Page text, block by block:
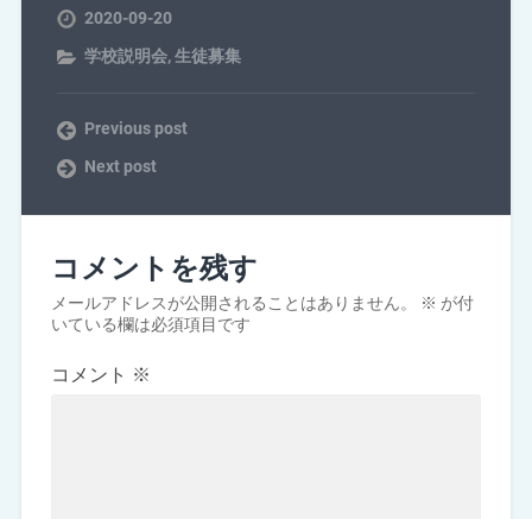
2020-09-20
学校説明会,生徒募集
Previous post
Next post
コメントを残す
メールアドレスが公開されることはありません。 ※ が付
いている欄は必須項目です
コメント ※